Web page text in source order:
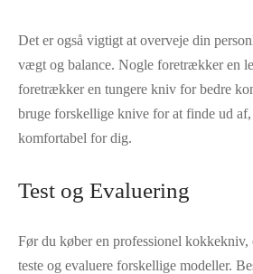
Det er også vigtigt at overveje din
vægt og balance. Nogle foretrækker en
foretrækker en tungere kniv for bedre
bruge forskellige knive for at finde ud
komfortabel for dig.
Test og Evaluering
Før du køber en professionel kokkekniv,
teste og evaluere forskellige modeller.